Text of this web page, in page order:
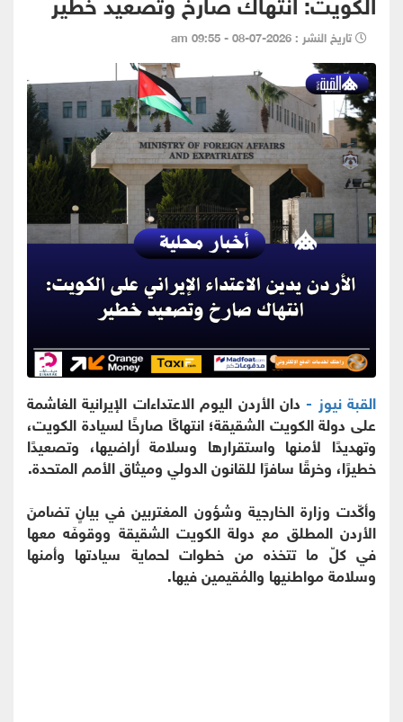
تاريخ النشر : 2026-07-08 - 09:55 am
القبة نيوز - دان الأردن اليوم الاعتداءات الإيرانية الغاشمة
على دولة الكويت الشقيقة؛ انتهاكًا صارخًا لسيادة الكويت،
وتهديدًا لأمنها واستقرارها وسلامة أراضيها، وتصعيدًا
خطيرًا، وخرقًا سافرًا للقانون الدولي وميثاق الأمم المتحدة.
وأكّدت وزارة الخارجية وشؤون المغتربين في بيانٍ تضامنَ
الأردن المطلق مع دولة الكويت الشقيقة ووقوفَه معها
في كلّ ما تتخذه من خطوات لحماية سيادتها وأمنها
وسلامة مواطنيها والمُقيمين فيها.